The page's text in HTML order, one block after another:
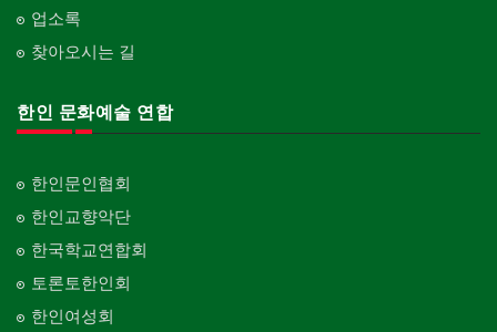
판촉물
gifts for events
Franchise
해충구제
현금인출기
ATM
가라지/그라지/차고
Garage Door
Engineering
Architectural Designer
건축개발
Alumni Middle·High School
단체-협회
단체-스포츠
Organization-Sports
단체-음악/미술
Organization-Music/Art
Organization-Buddhist
Organization-Christianity
업소록
찾아오시는 길
한인 문화예술 연합
한인문인협회
한인교향악단
한국학교연합회
토론토한인회
한인여성회